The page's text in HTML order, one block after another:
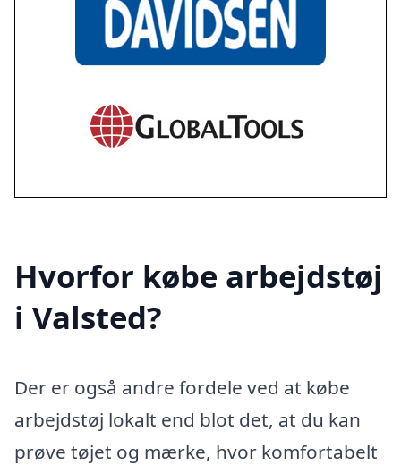
Hvorfor købe arbejdstøj
i Valsted?
Der er også andre fordele ved at købe
arbejdstøj lokalt end blot det, at du kan
prøve tøjet og mærke, hvor komfortabelt